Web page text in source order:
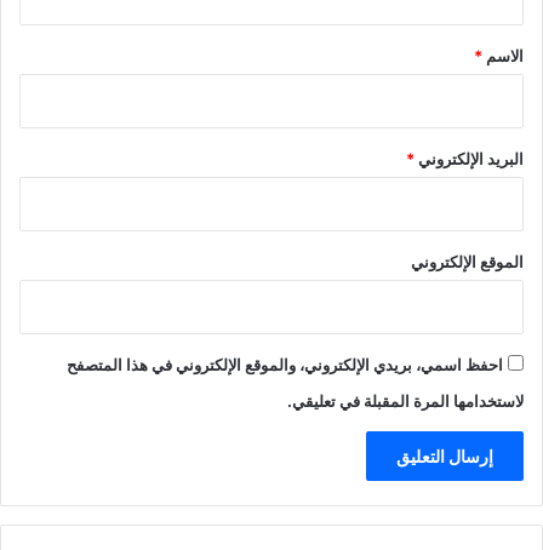
*
الاسم *
البريد الإلكتروني*
الموقع الإلكتروني
احفظ اسمي، بريدي الإلكتروني، والموقع الإلكتروني في هذا المتصفح
لاستخدامها المرة المقبلة في تعليقي.